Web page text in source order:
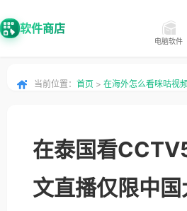
软件商店
电脑软件
当前位置： 首页 > 在海外怎么看咪咕视
在泰国看
文直播仅限中